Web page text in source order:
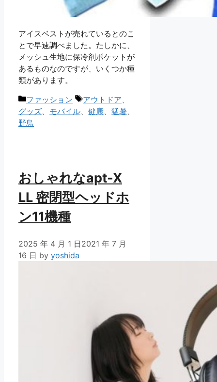
アイスベストが売れているとのこ
とで早速調べました。たしかに、
メッシュ生地に保冷剤ポケットが
あるものなのですが、いくつか種
類があります。
カ
テ
ゴ
ファッション
タ
グ
アウトドア
グッズ
モバイル 健康 猛暑
野鳥
おしゃれなapt-X
LL 密閉型ヘッドホ
ン11機種
2025 年 4 月 1 日2021 年 7 月
16 日 by yoshida